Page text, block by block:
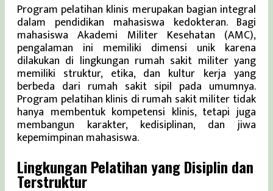
Program pelatihan klinis merupakan bagian integral
dalam pendidikan mahasiswa kedokteran. Bagi
mahasiswa Akademi Militer Kesehatan (AMC),
pengalaman ini memiliki dimensi unik karena
dilakukan di lingkungan rumah sakit militer yang
memiliki struktur, etika, dan kultur kerja yang
berbeda dari rumah sakit sipil pada umumnya.
Program pelatihan klinis di rumah sakit militer tidak
hanya membentuk kompetensi klinis, tetapi juga
membangun karakter, kedisiplinan, dan jiwa
kepemimpinan mahasiswa.
Lingkungan Pelatihan yang Disiplin dan
Terstruktur